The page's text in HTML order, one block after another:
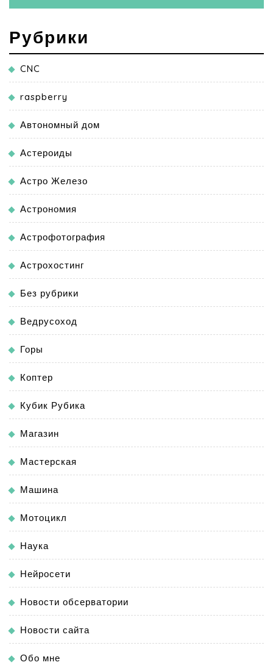
Рубрики
CNC
raspberry
Автономный дом
Астероиды
Астро Железо
Астрономия
Астрофотография
Астрохостинг
Без рубрики
Ведрусоход
Горы
Коптер
Кубик Рубика
Магазин
Мастерская
Машина
Мотоцикл
Наука
Нейросети
Новости обсерватории
Новости сайта
Обо мне